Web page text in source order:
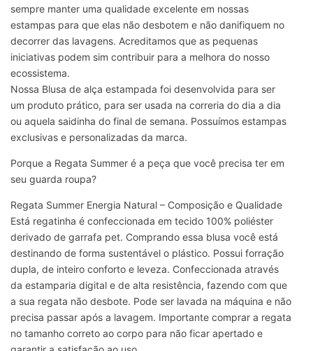
sempre manter uma qualidade excelente em nossas
estampas para que elas não desbotem e não danifiquem no
decorrer das lavagens. Acreditamos que as pequenas
iniciativas podem sim contribuir para a melhora do nosso
ecossistema.
Nossa Blusa de alça estampada foi desenvolvida para ser
um produto prático, para ser usada na correria do dia a dia
ou aquela saidinha do final de semana. Possuímos estampas
exclusivas e personalizadas da marca.
Porque a Regata Summer é a peça que você precisa ter em
seu guarda roupa?
Regata Summer Energia Natural – Composição e Qualidade
Está regatinha é confeccionada em tecido 100% poliéster
derivado de garrafa pet. Comprando essa blusa você está
destinando de forma sustentável o plástico. Possui forração
dupla, de inteiro conforto e leveza. Confeccionada através
da estamparia digital e de alta resistência, fazendo com que
a sua regata não desbote. Pode ser lavada na máquina e não
precisa passar após a lavagem. Importante comprar a regata
no tamanho correto ao corpo para não ficar apertado e